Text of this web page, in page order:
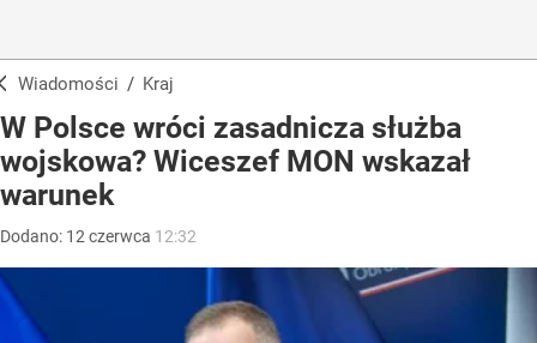
Wiadomości / Kraj
W Polsce wróci zasadnicza służba
wojskowa? Wiceszef MON wskazał
warunek
Dodano: 12 czerwca 12:32